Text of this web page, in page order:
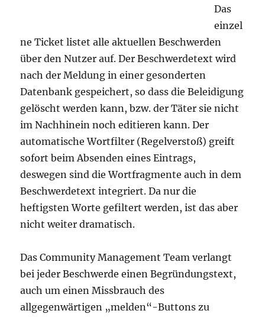
Das
einzel
ne Ticket listet alle aktuellen Beschwerden
über den Nutzer auf. Der Beschwerdetext wird
nach der Meldung in einer gesonderten
Datenbank gespeichert, so dass die Beleidigung
gelöscht werden kann, bzw. der Täter sie nicht
im Nachhinein noch editieren kann. Der
automatische Wortfilter (Regelverstoß) greift
sofort beim Absenden eines Eintrags,
deswegen sind die Wortfragmente auch in dem
Beschwerdetext integriert. Da nur die
heftigsten Worte gefiltert werden, ist das aber
nicht weiter dramatisch.
Das Community Management Team verlangt
bei jeder Beschwerde einen Begründungstext,
auch um einen Missbrauch des
allgegenwärtigen „melden“-Buttons zu